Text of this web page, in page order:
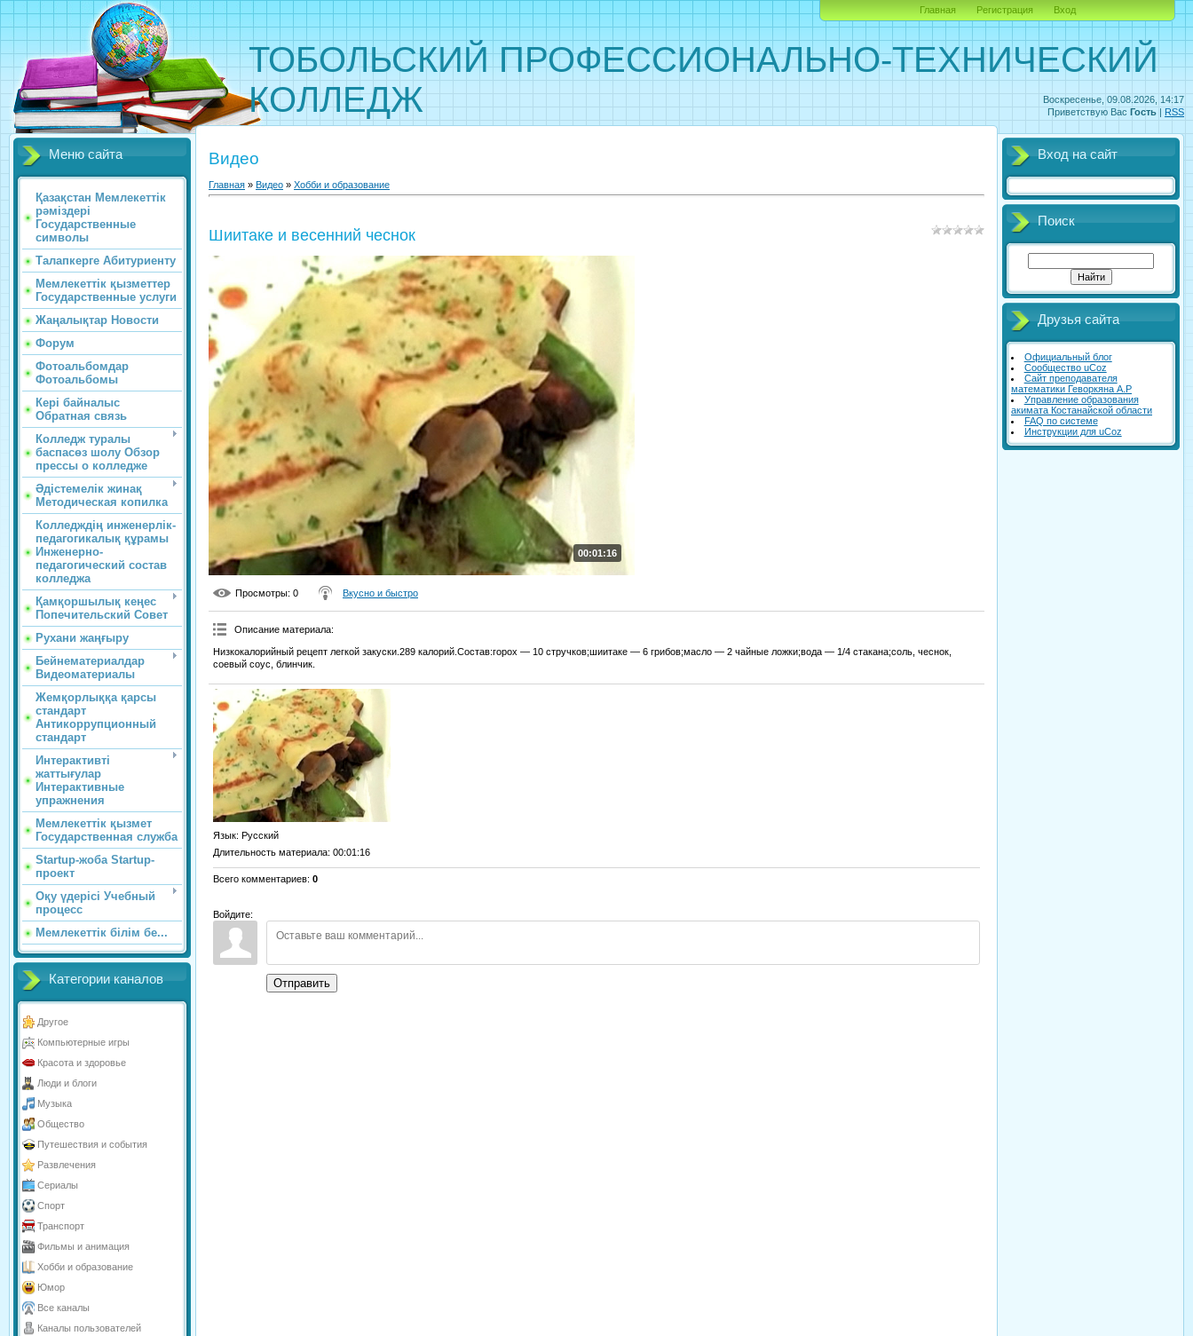
Воскресенье, 09.08.2026, 14:17
Приветствую Вас Гость | RSS
ТОБОЛЬСКИЙ ПРОФЕССИОНАЛЬНО-ТЕХНИЧЕСКИЙ
КОЛЛЕДЖ
Главная Регистрация Вход
Меню сайта
Қазақстан Мемлекеттік
рәміздері
Государственные
символы
Талапкерге Абитуриенту
Мемлекеттік қызметтер
Государственные услуги
Жаңалықтар Новости
Форум
Фотоальбомдар
Фотоальбомы
Кері байналыс
Обратная связь
Колледж туралы
баспасөз шолу Обзор
прессы о колледже
Әдістемелік жинақ
Методическая копилка
Колледждің инженерлік-
педагогикалық құрамы
Инженерно-
педагогический состав
колледжа
Қамқоршылық кеңес
Попечительский Совет
Рухани жаңғыру
Бейнематериалдар
Видеоматериалы
Жемқорлыққа қарсы
стандарт
Антикоррупционный
стандарт
Интерактивті
жаттығулар
Интерактивные
упражнения
Мемлекеттік қызмет
Государственная служба
Startup-жоба Startup-
проект
Оқу үдерісі Учебный
процесс
Мемлекеттік білім бе...
Категории каналов
Другое
Компьютерные игры
Красота и здоровье
Люди и блоги
Музыка
Общество
Путешествия и события
Развлечения
Сериалы
Спорт
Транспорт
Фильмы и анимация
Хобби и образование
Юмор
Все каналы
Каналы пользователей
Видео
Главная » Видео » Хобби и образование
Шиитаке и весенний чеснок
00:01:16
Просмотры: 0 Вкусно и быстро
Описание материала:
Низкокалорийный рецепт легкой закуски.289 калорий.Состав:горох — 10 стручков;шиитаке — 6 грибов;масло — 2 чайные ложки;вода — 1/4 стакана;соль, чеснок,
соевый соус, блинчик.
Язык: Русский
Длительность материала: 00:01:16
Всего комментариев: 0
Войдите:
Отправить
Вход на сайт
Поиск
Друзья сайта
Официальный блог
Сообщество uCoz
Сайт преподавателя
математики Геворкяна А.Р
Управление образования
акимата Костанайской области
FAQ по системе
Инструкции для uCoz